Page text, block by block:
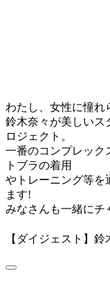
わたし、女性に憧れ
鈴木奈々が美しいス
ロジェクト。
一番のコンプレッ
トブラの着用
やトレーニング等を
ます!
みなさんも一緒にチ
【ダイジェスト】